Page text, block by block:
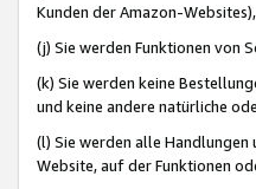
Kunden der Amazon-
(j) Sie werden Funktionen von
(k) Sie werden keine
und keine andere natürliche
(l) Sie werden alle Handlungen
Website, auf der Funktionen